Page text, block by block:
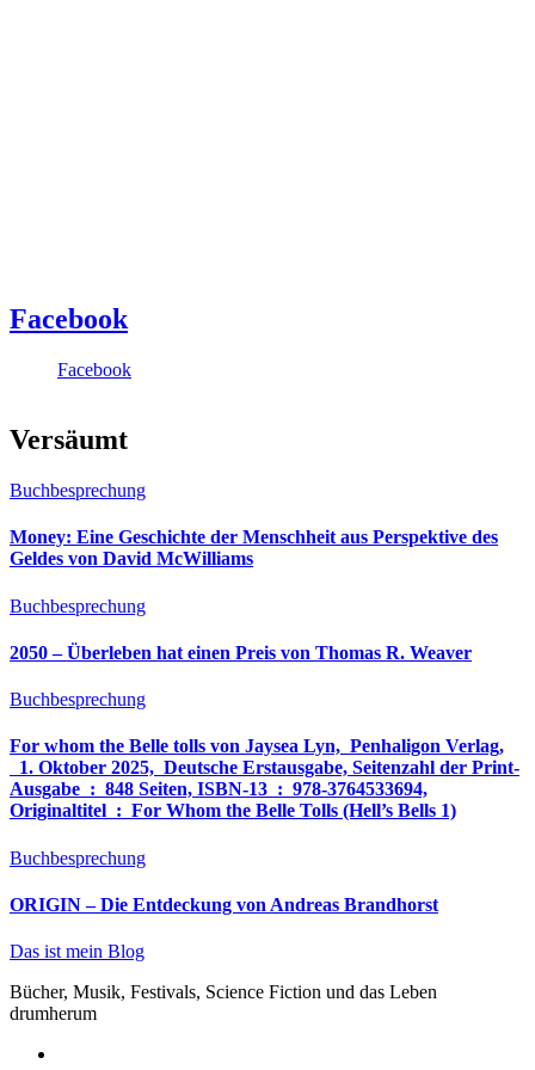
Facebook
Facebook
Versäumt
Buchbesprechung
Money: Eine Geschichte der Menschheit aus Perspektive des
Geldes von David McWilliams
Buchbesprechung
2050 – Überleben hat einen Preis von Thomas R. Weaver
Buchbesprechung
For whom the Belle tolls von Jaysea Lyn, ‎ Penhaligon Verlag,
‎ 1. Oktober 2025, ‎ Deutsche Erstausgabe, Seitenzahl der Print-
Ausgabe ‏ : ‎ 848 Seiten, ISBN-13 ‏ : ‎ 978-3764533694,
Originaltitel ‏ : ‎ For Whom the Belle Tolls (Hell’s Bells 1)
Buchbesprechung
ORIGIN – Die Entdeckung von Andreas Brandhorst
Das ist mein Blog
Bücher, Musik, Festivals, Science Fiction und das Leben
drumherum